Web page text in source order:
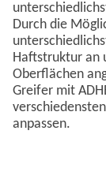
Durch die
Haftstruktur an
Oberflächen
Greifer mit
anpassen.